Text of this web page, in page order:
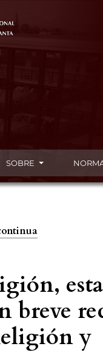
SOBRE
breve
y